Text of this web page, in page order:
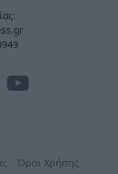
Όροι Χρήσης